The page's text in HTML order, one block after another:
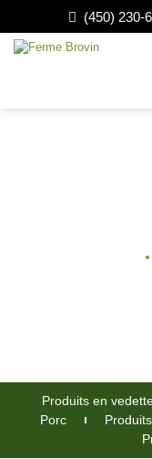
(450) 230-
Produits en
Porc